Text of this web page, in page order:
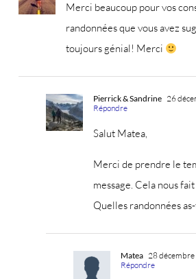
Merci beaucoup pour vos
randonnées que vous avez
toujours génial! Merci
Pierrick & Sandrine 26
Répondre
Salut Matea,
Merci de prendre le
message. Cela nous
Quelles randonnées
Matea 28
Répondre